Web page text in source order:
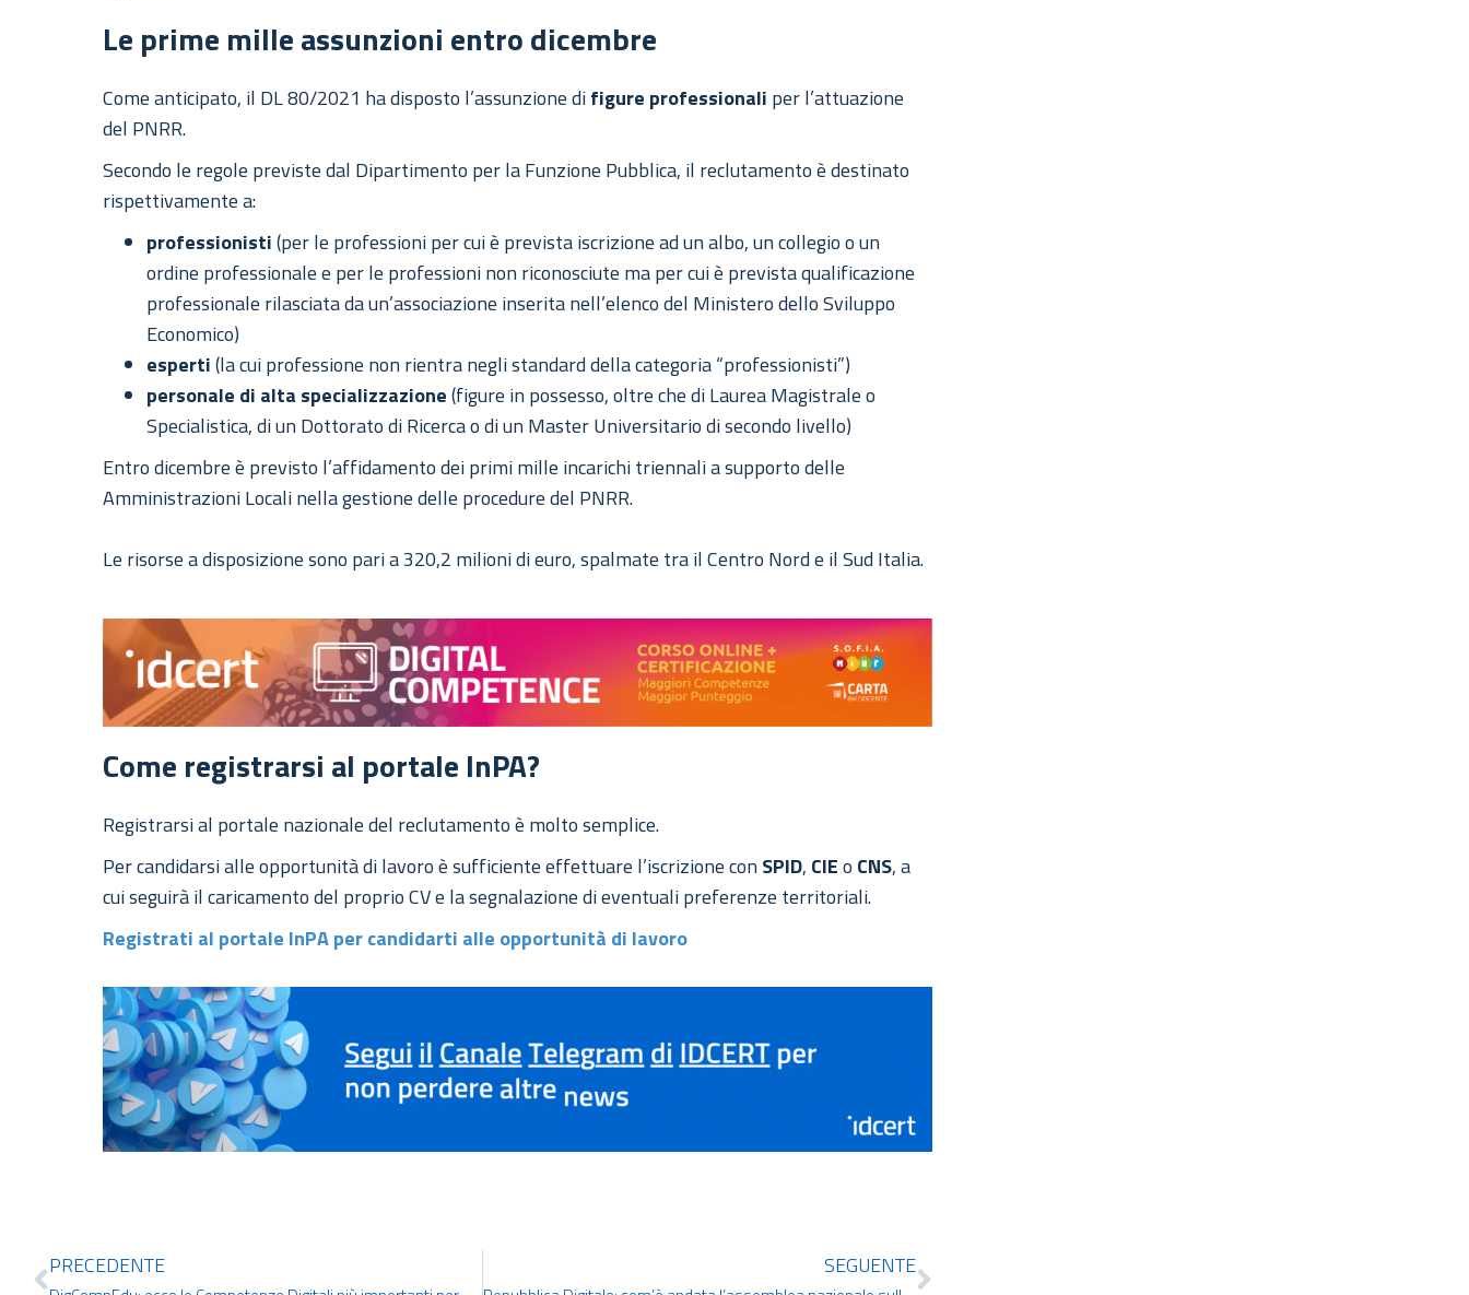
Le prime mille assunzioni entro dicembre
Come anticipato, il DL 80/2021 ha disposto l’assunzione difigure professionali per l’attuazione
del PNRR.
Secondo le regole previste dal Dipartimento per la Funzione Pubblica, il reclutamento è destinato
rispettivamente a:
professionisti(per le professioni per cui è prevista iscrizione ad un albo, un collegio o un
ordine professionale e per le professioni non riconosciute ma per cui è prevista qualificazione
professionale rilasciata da un’associazione inserita nell’elenco del Ministero dello Sviluppo
Economico)
esperti(la cui professione non rientra negli standard della categoria “professionisti”)
personale di alta specializzazione(figure in possesso, oltre che di Laurea Magistrale o
Specialistica, di un Dottorato di Ricerca o di un Master Universitario di secondo livello)
Entro dicembre è previsto l’affidamento dei primi mille incarichi triennali a supporto delle
Amministrazioni Locali nella gestione delle procedure del PNRR.
Le risorse a disposizione sono pari a 320,2 milioni di euro, spalmate tra il Centro Nord e il Sud Italia.
Come registrarsi al portale InPA?
Registrarsi al portale nazionale del reclutamento è molto semplice.
Per candidarsi alle opportunità di lavoro è sufficiente effettuare l’iscrizione con SPID, CIEo CNS, a
cui seguirà il caricamento del proprio CV e la segnalazione di eventuali preferenze territoriali.
Registrati al portale InPA per candidarti alle opportunità di lavoro
PRECEDENTE SEGUENTE